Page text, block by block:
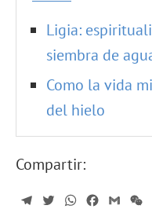
Ligia:
siembra de
Como la vida
del hielo
Compartir:
TelegramTwitterWhatsApp
Facebook